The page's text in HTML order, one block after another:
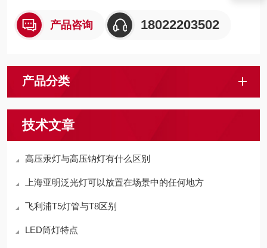
产品咨询 18022203502
产品分类
技术文章
高压汞灯与高压钠灯有什么区别
上海亚明泛光灯可以放置在场景中的任何地方
飞利浦T5灯管与T8区别
LED筒灯特点